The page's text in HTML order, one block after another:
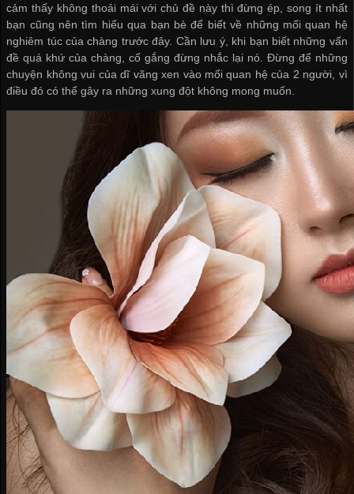
cảm thấy không thoải mái với chủ đề này thì đừng ép, song ít nhất
bạn cũng nên tìm hiểu qua bạn bè để biết về những mối quan hệ
nghiêm túc của chàng trước đây. Cần lưu ý, khi bạn biết những vấn
đề quá khứ của chàng, cố gắng đừng nhắc lại nó. Đừng để những
chuyện không vui của dĩ vãng xen vào mối quan hệ của 2 người, vì
điều đó có thể gây ra những xung đột không mong muốn.